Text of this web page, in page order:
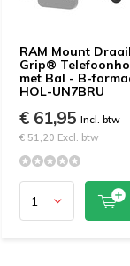
RAM Mount
Grip®
met Bal - B-
HOL-UN7BRU
€ 61,95 Incl. btw
€ 51,20 Excl. btw